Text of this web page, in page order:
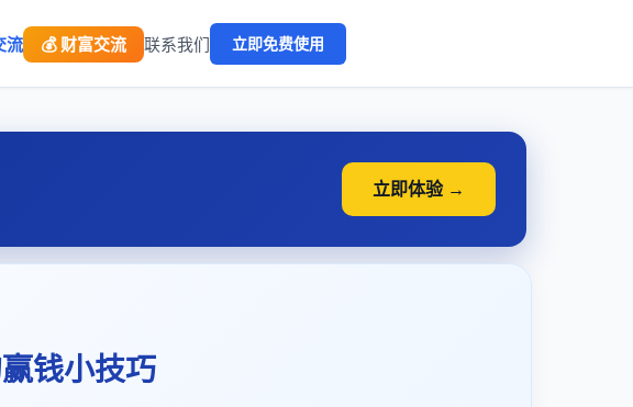
流 💰 财富交流 联系我们 立即免费使用
立即体验 →
钱小技巧